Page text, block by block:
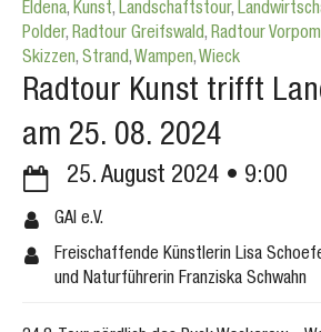
Eldena, Kunst, Landschaftstour,
Polder, Radtour Greifswald, Radtour
Skizzen, Strand,Wampen,Wieck
Radtour Kunst trifft
am 25. 08. 2024
25. August 2024 9:00
GAI e.V.
Freischaffende Künstlerin Lisa
und Naturführerin Franziska Schwahn